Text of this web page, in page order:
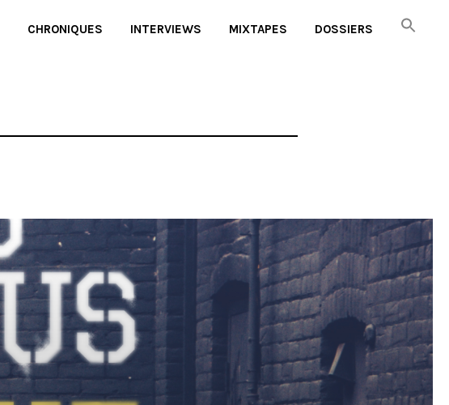
CHRONIQUES INTERVIEWS MIXTAPES DOSSIERS